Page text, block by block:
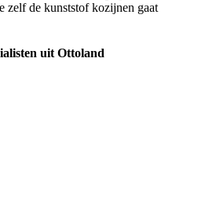
zelf de kunststof kozijnen gaat
uit Ottoland